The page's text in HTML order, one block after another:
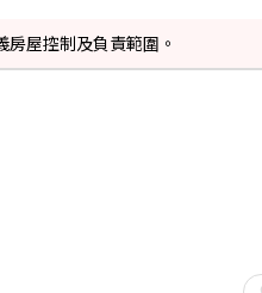
屋控制及負責範圍。